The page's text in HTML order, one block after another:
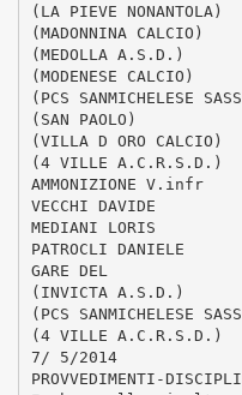
(LA PIEVE NONANTOLA)
(MADONNINA CALCIO)
(MEDOLLA A.S.D.)
(MODENESE CALCIO)
(PCS SANMICHELESE
(SAN PAOLO)
(VILLA D ORO CALCIO)
(4 VILLE A.C.R.S.D.)
AMMONIZIONE V.infr
VECCHI DAVIDE
MEDIANI LORIS
PATROCLI DANIELE
GARE DEL
(INVICTA A.S.D.)
(PCS SANMICHELESE
(4 VILLE A.C.R.S.D.)
7/ 5/2014
PROVVEDIMENTI-